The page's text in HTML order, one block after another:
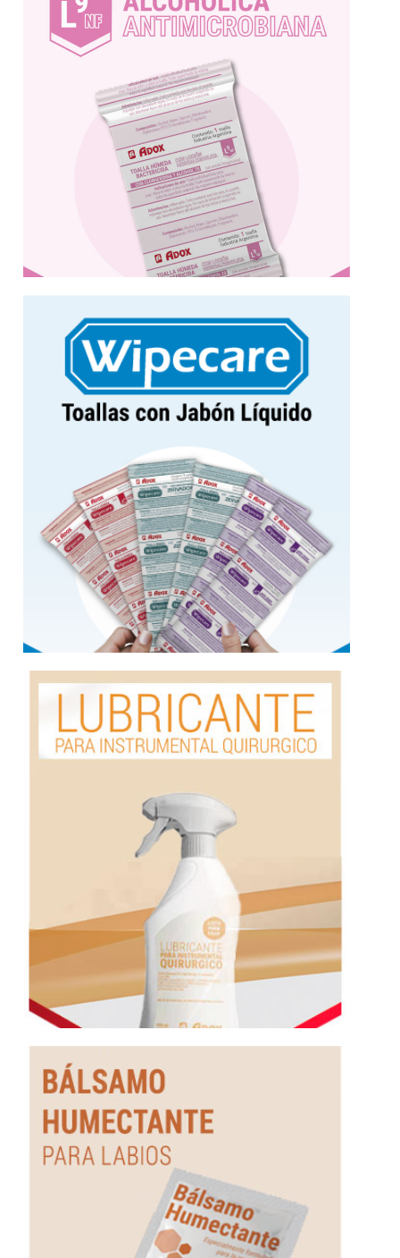
L9NF toallas húmedas
Wipecare toallas húmedas
WIPECARE toallas húmedas en tres
presentaciones. Con JL4: Toalla humedecida
en jabón especialmente formulado para el
lavado de piel sensible
Lubricante para instrumental
del instrumental quirúrgico, como por ejemplo
tijeras, pinzas, etc., mejorando el
funcionamiento de
Más información
balsamo humectante para
labios
Bálsamo humectante para labios